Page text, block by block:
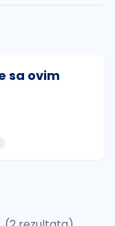
sa ovim